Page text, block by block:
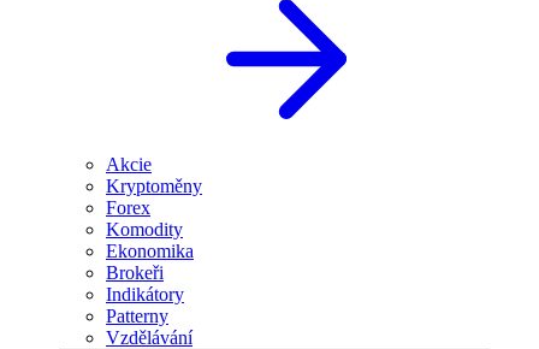
Akcie
Kryptoměny
Forex
Komodity
Ekonomika
Brokeři
Indikátory
Patterny
Vzdělávání